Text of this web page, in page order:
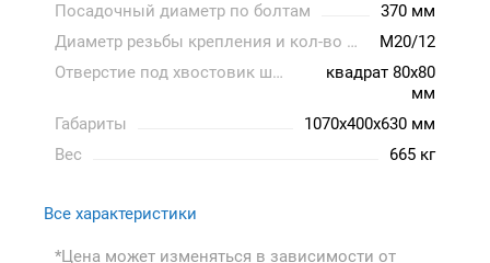
Посадочный диаметр по болтам
370 мм
Диаметр резьбы крепления и кол-во болтов
M20/12
Отверстие под хвостовик шнека
квадрат 80х80
мм
Габариты
1070x400x630 мм
Вес
665 кг
Все характеристики
*Цена может изменяться в зависимости от